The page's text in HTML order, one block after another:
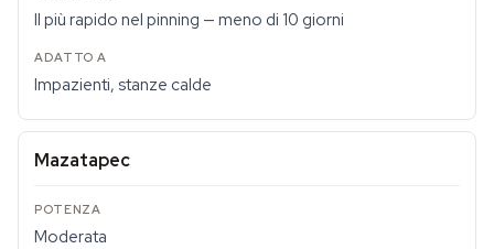
Il più rapido nel pinning — meno di 10 giorni
Impazienti, stanze calde
Mazatapec
Moderata